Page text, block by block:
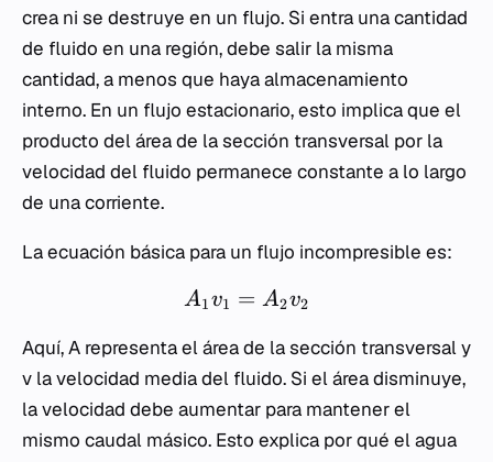
crea ni se destruye en un flujo. Si entra una cantidad
de fluido en una región, debe salir la misma
cantidad, a menos que haya almacenamiento
interno. En un flujo estacionario, esto implica que el
producto del área de la sección transversal por la
velocidad del fluido permanece constante a lo largo
de una corriente.
La ecuación básica para un flujo incompresible es:
A1v1 = A2v2
Aquí,A representa el área de la sección transversal y
v la velocidad media del fluido. Si el área disminuye,
la velocidad debe aumentar para mantener el
mismo caudal másico. Esto explica por qué el agua